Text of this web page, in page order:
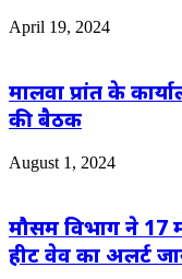
April 19, 2024
मालवा प्रांत के
की बैठक
August 1, 2024
मौसम विभाग ने 17
हीट वेव का अलर्ट